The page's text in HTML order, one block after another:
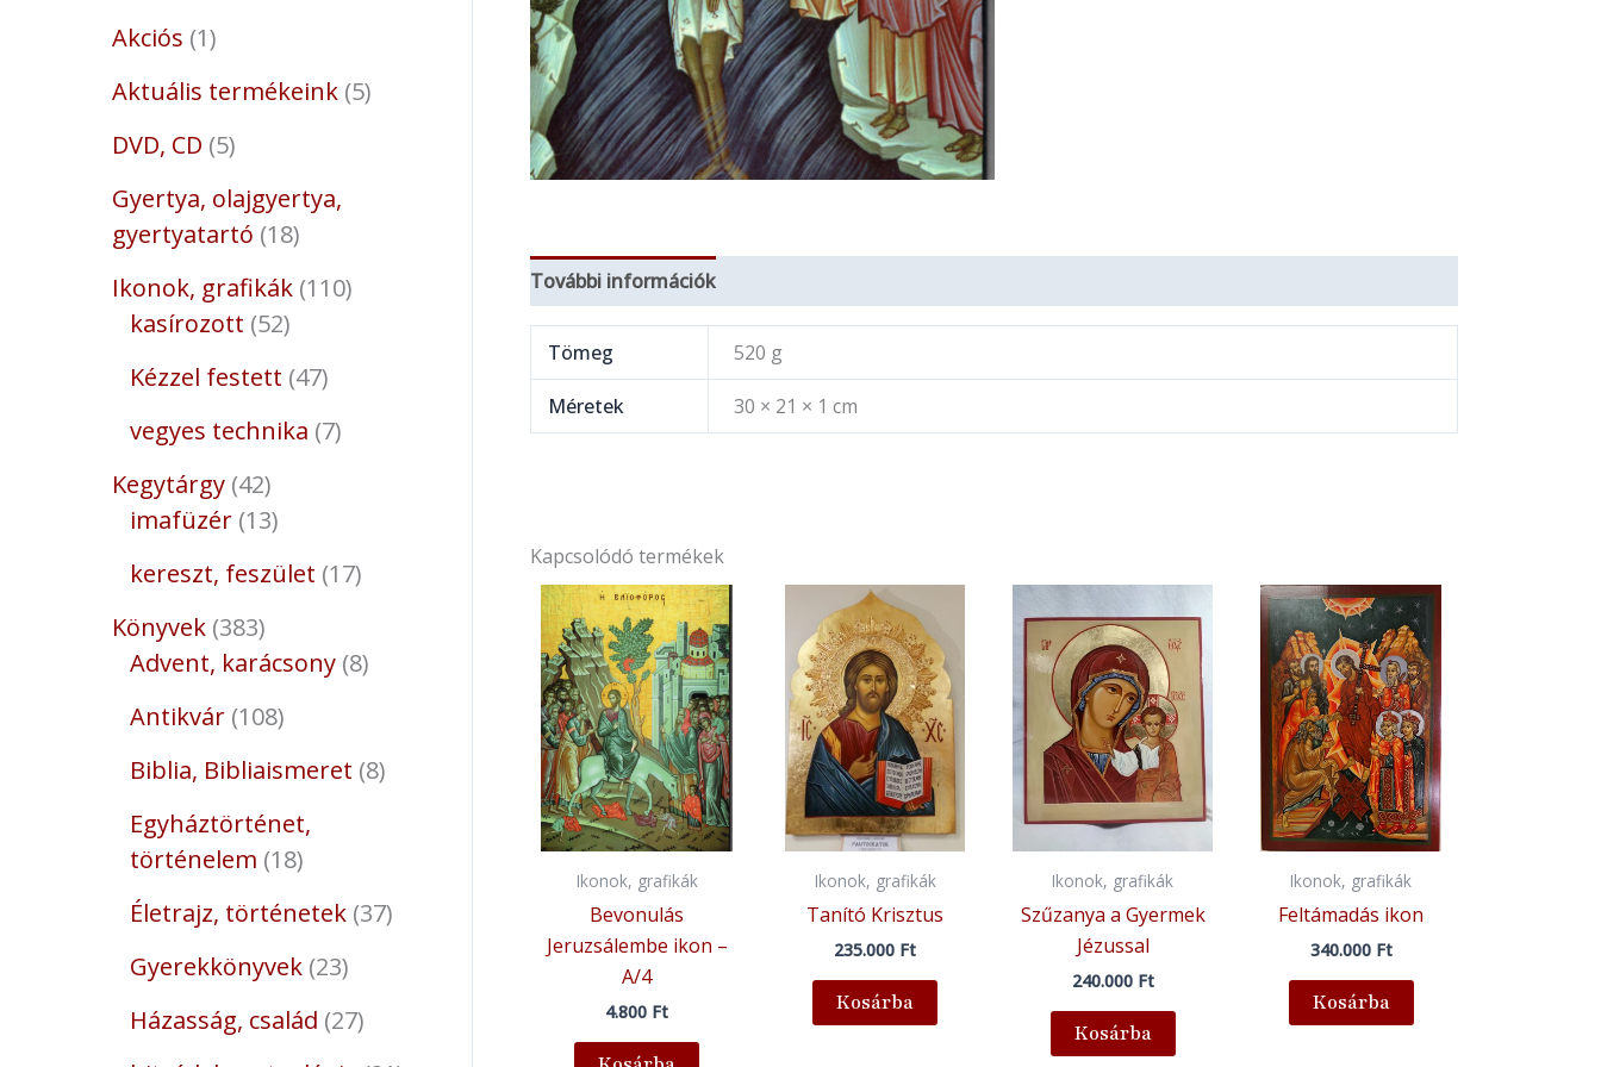
Akciós 1
Aktuális termékeink 5
DVD, CD 5
Gyertya, olajgyertya,
gyertyatartó 18
Ikonok, grafikák 110
kasírozott 52
Kézzel festett 47
vegyes technika 7
Kegytárgy 42
imafüzér 13
kereszt, feszület 17
Könyvek 383
Advent, karácsony 8
Antikvár 108
Biblia, Bibliaismeret 8
Egyháztörténet,
történelem 18
Életrajz, történetek 37
Gyerekkönyvek 23
Házasság, család 27
További információk
Tömeg 520 g
Méretek 30 × 21 × 1 cm
Kapcsolódó termékek
Ikonok, grafikák
Bevonulás
Jeruzsálembe ikon –
A/4
4.800 Ft
Ikonok, grafikák
Tanító Krisztus
235.000 Ft
Kosárba
Ikonok, grafikák
Szűzanya a Gyermek
Jézussal
240.000 Ft
Kosárba
Ikonok, grafikák
Feltámadás ikon
340.000 Ft
Kosárba